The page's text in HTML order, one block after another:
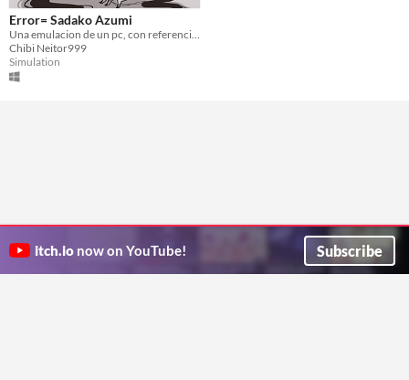
Error= Sadako Azumi
Chibi Neitor999
Simulation
itch.io now on YouTube! Subscribe